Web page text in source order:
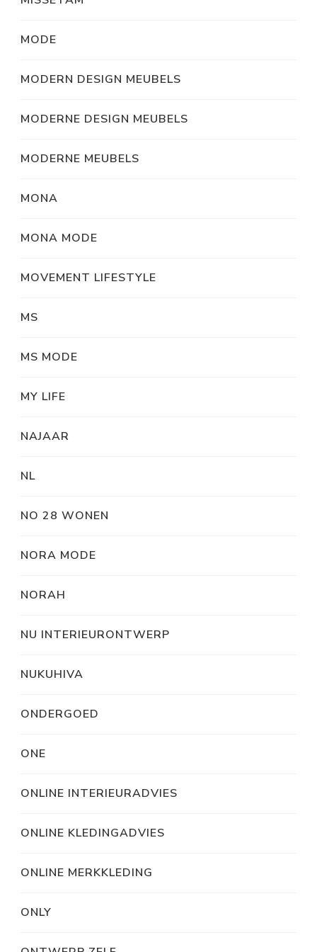
MODE
MODERN DESIGN MEUBELS
MODERNE DESIGN MEUBELS
MODERNE MEUBELS
MONA
MONA MODE
MOVEMENT LIFESTYLE
MS
MS MODE
MY LIFE
NAJAAR
NL
NO 28 WONEN
NORA MODE
NORAH
NU INTERIEURONTWERP
NUKUHIVA
ONDERGOED
ONE
ONLINE INTERIEURADVIES
ONLINE KLEDINGADVIES
ONLINE MERKKLEDING
ONLY